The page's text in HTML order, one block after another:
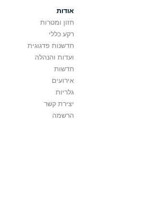
אודות
חזון ומטרות
רקע כללי
חדשנות פדגוגית
ועדות והנהלה
חדשות
אירועים
גלריות
יצירת קשר
הרשמה